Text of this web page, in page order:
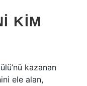
KIM
kazanan
ele alan,